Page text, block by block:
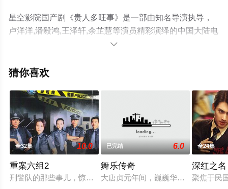
星空影院国产剧《贵人多旺事》是一部由知名导演执导，
卢洋洋,潘毅鸿,王泽轩,余芷慧等演员精彩演绎的中国大陆电
视剧，大结局剧情已揭晓（1-26全集），免费观看高清未
步至豆瓣电视剧、电视猫或剧情网等平台了解。

猜你喜欢
全32集 10.0
重案六组2
刑警队的那些事儿，惊险刺激的故事借由雷厉风行的重案六组再
已完结 6.0
舞乐传奇
大唐贞元年间，巍巍华夏引得四夷来
全24集
深红之名
聚焦于民